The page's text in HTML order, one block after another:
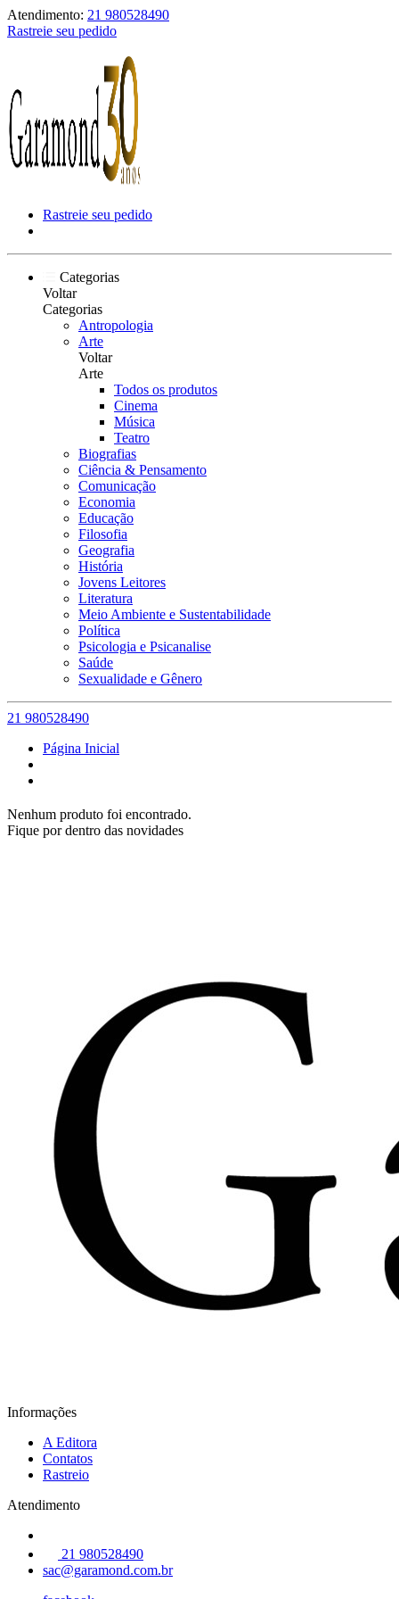
Atendimento: 21 980528490
Rastreie seu pedido
Rastreie seu pedido
Categorias
Voltar
Categorias
Antropologia
Arte
Voltar
Arte
Todos os produtos
Cinema
Música
Teatro
Biografias
Ciência & Pensamento
Comunicação
Economia
Educação
Filosofia
Geografia
História
Jovens Leitores
Literatura
Meio Ambiente e Sustentabilidade
Política
Psicologia e Psicanalise
Saúde
Sexualidade e Gênero
21 980528490
Página Inicial
Nenhum produto foi encontrado.
Fique por dentro das novidades
Informações
A Editora
Contatos
Rastreio
Atendimento
21 980528490
sac@garamond.com.br